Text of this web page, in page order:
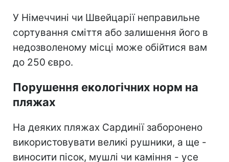
У Німеччині чи Швейцарії неправильне
сортування сміття або залишення його в
недозволеному місці може обійтися вам
до 250 євро.
Порушення екологічних норм на
пляжах
На деяких пляжах Сардинії заборонено
використовувати великі рушники, а ще -
виносити пісок, мушлі чи каміння - усе